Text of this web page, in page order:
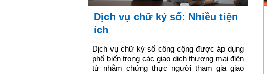
Dịch vụ chữ ký số: Nhiều tiện
ích
Dịch vụ chữ ký số công cộng được áp dụng
phổ biến trong các giao dịch thương mại điện
tử nhằm chứng thực người tham gia giao